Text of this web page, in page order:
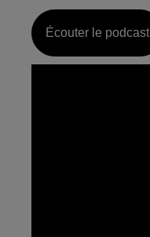
Écouter le podcast